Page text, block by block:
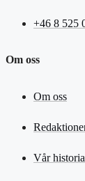
+46 8 525
Om oss
Om oss
Vår historia